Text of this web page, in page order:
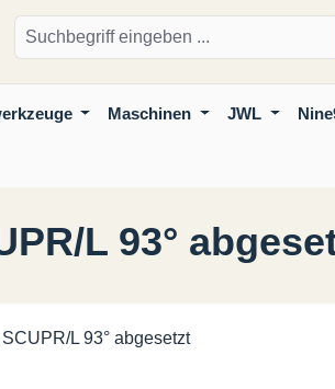
Maschinen JWL
L 93°